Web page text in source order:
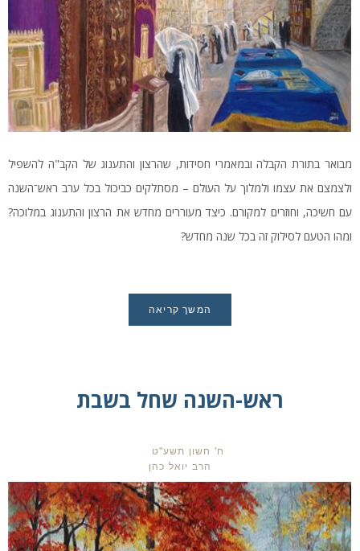
מבואר בתורת הקבלה ובמאמרי חסידות, שהרצון והתענוג של הקב"ה להשפיל
ולצמצם את עצמו ולמלוך על העולם – מסתלקים כביכול בכל ערב ראש־השנה
עם חשיכה, וחוזרים למקורם. כיצד מעוררים מחדש את הרצון והתענוג במלוכה?
ומהו הטעם לסילוק זה בכל שנה מחדש?
המשך קריאה
ראש-השנה שחל בשבת
ח' חשון תשע"ט
הרב יואל כהן